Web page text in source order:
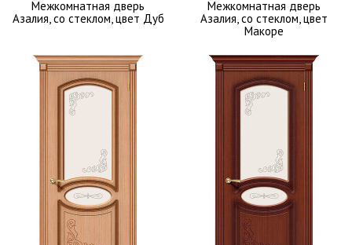
Межкомнатная дверь
Азалия, со стеклом, цвет Дуб
Межкомнатная дверь
Азалия, со стеклом, цвет
Макоре